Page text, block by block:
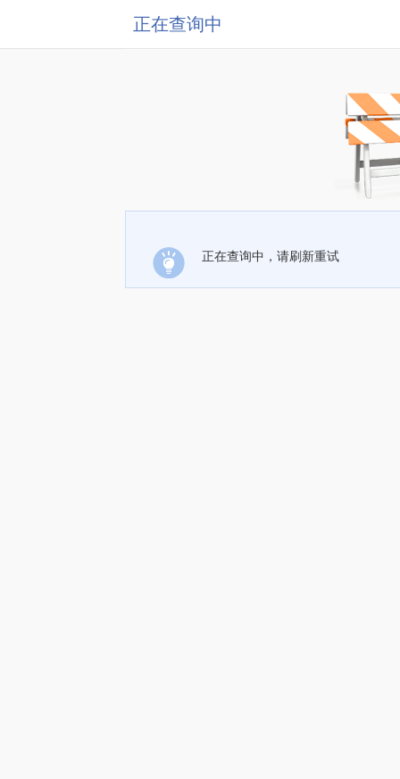
正在查询中
正在查询中，请刷新重试